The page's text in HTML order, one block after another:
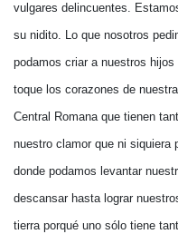
vulgares delincuentes.
su nidito. Lo que nosotros
podamos criar a nuestros
toque los corazones de
Central Romana que tienen
nuestro clamor que ni siquiera
donde podamos levantar
descansar hasta lograr
tierra porqué uno sólo tiene